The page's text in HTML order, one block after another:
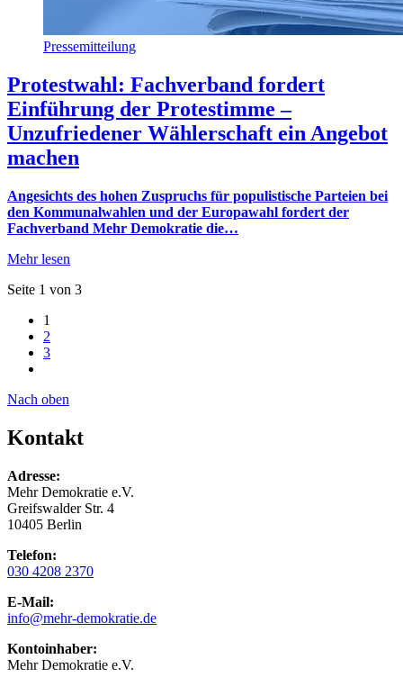
Pressemitteilung
Protestwahl: Fachverband fordert
Einführung der Protestimme –
Unzufriedener Wählerschaft ein Angebot
machen
Angesichts des hohen Zuspruchs für populistische Parteien bei
den Kommunalwahlen und der Europawahl fordert der
Fachverband Mehr Demokratie die…
Mehr lesen
Seite 1 von 3
1
2
3
Nach oben
Kontakt
Adresse:
Mehr Demokratie e.V.
Greifswalder Str. 4
10405 Berlin
Telefon:
030 4208 2370
E-Mail:
info@mehr-demokratie.de
Kontoinhaber:
Mehr Demokratie e.V.